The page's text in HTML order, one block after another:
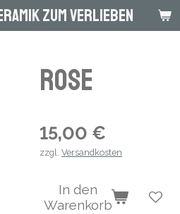
zum Verlieben
Rose
15,00 €
zzgl. Versandkosten
In den
Warenkorb